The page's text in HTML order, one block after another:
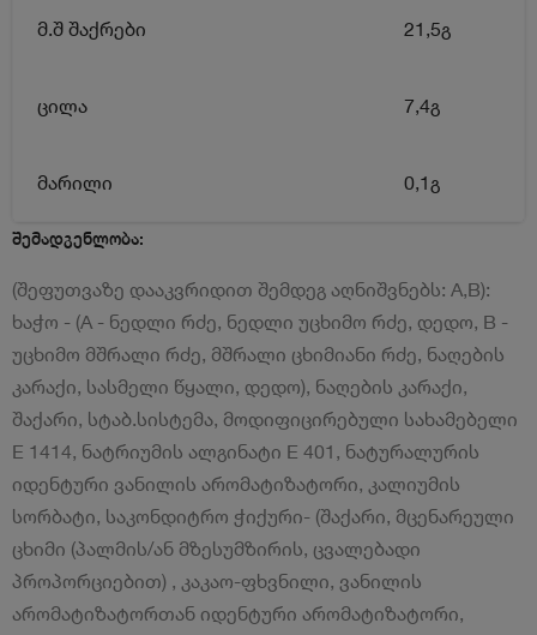
მ.შ შაქრები 21,5გ
ცილა 7,4გ
მარილი 0,1გ
შემადგენლობა:
(შეფუთვაზე დააკვრიდით შემდეგ აღნიშვნებს: A,B):
ხაჭო - (A - ნედლი რძე, ნედლი უცხიმო რძე, დედო, B -
უცხიმო მშრალი რძე, მშრალი ცხიმიანი რძე, ნაღების
კარაქი, სასმელი წყალი, დედო), ნაღების კარაქი,
შაქარი, სტაბ.სისტემა, მოდიფიცირებული სახამებელი
E 1414, ნატრიუმის ალგინატი E 401, ნატურალურის
იდენტური ვანილის არომატიზატორი, კალიუმის
სორბატი, საკონდიტრო ჭიქური- (შაქარი, მცენარეული
ცხიმი (პალმის/ან მზესუმზირის, ცვალებადი
პროპორციებით) , კაკაო-ფხვნილი, ვანილის
არომატიზატორთან იდენტური არომატიზატორი,